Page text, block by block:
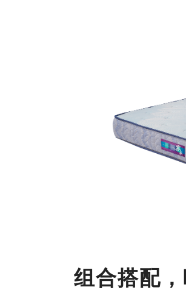
组合搭配